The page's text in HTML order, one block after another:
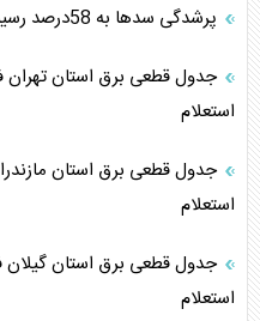
پرشدگی سدها به 58درصد رسید
استعلام
استعلام
استعلام